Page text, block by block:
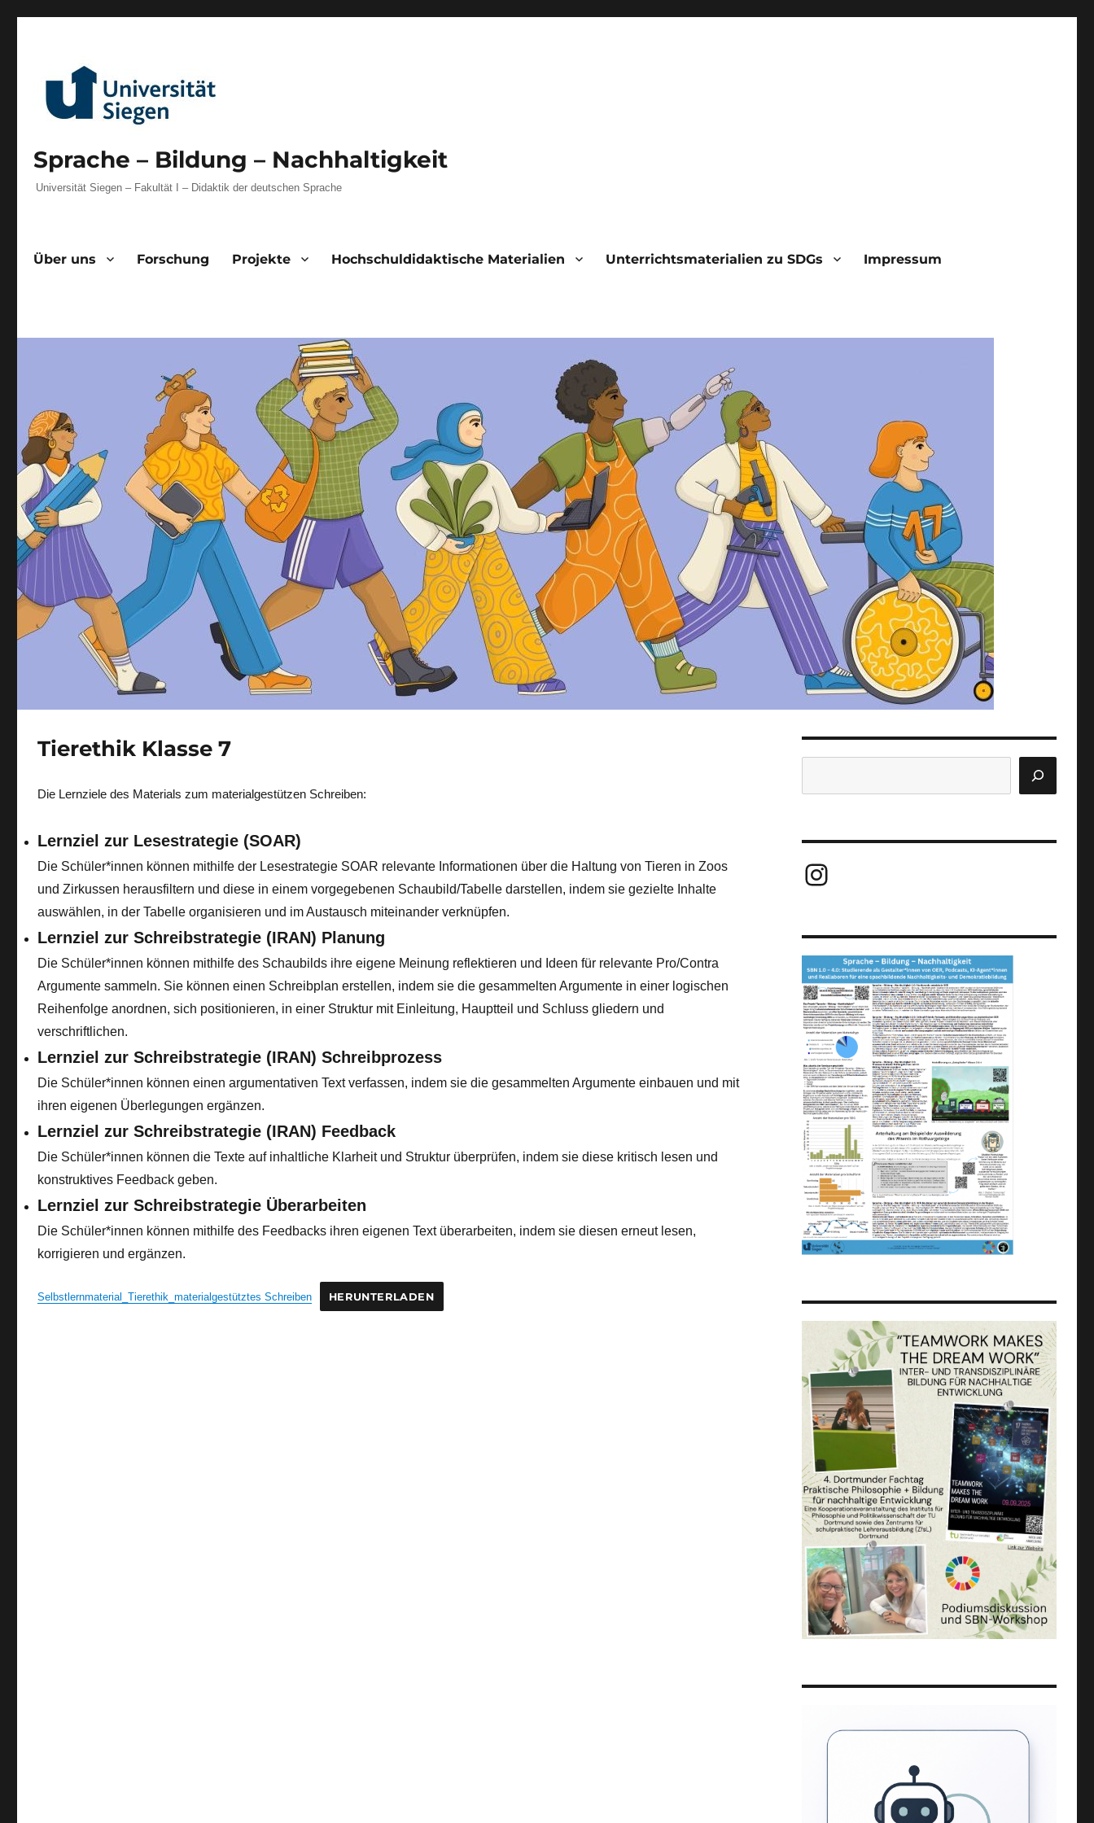
Sprache – Bildung – Nachhaltigkeit
Universität Siegen – Fakultät I – Didaktik der deutschen Sprache
Über uns Forschung Projekte Hochschuldidaktische Materialien Unterrichtsmaterialien zu SDGs Impressum
Tierethik Klasse 7
Die Lernziele des Materials zum materialgestützen Schreiben:
Lernziel zur Lesestrategie (SOAR)
Die Schüler*innen können mithilfe der Lesestrategie SOAR relevante Informationen über die Haltung von Tieren in Zoos
und Zirkussen herausfiltern und diese in einem vorgegebenen Schaubild/Tabelle darstellen, indem sie gezielte Inhalte
auswählen, in der Tabelle organisieren und im Austausch miteinander verknüpfen.
Lernziel zur Schreibstrategie (IRAN) Planung
Die Schüler*innen können mithilfe des Schaubilds ihre eigene Meinung reflektieren und Ideen für relevante Pro/Contra
Argumente sammeln. Sie können einen Schreibplan erstellen, indem sie die gesammelten Argumente in einer logischen
Reihenfolge anordnen, sich positionieren, in einer Struktur mit Einleitung, Hauptteil und Schluss gliedern und
verschriftlichen.
Lernziel zur Schreibstrategie (IRAN) Schreibprozess
Die Schüler*innen können einen argumentativen Text verfassen, indem sie die gesammelten Argumente einbauen und mit
ihren eigenen Überlegungen ergänzen.
Lernziel zur Schreibstrategie (IRAN) Feedback
Die Schüler*innen können die Texte auf inhaltliche Klarheit und Struktur überprüfen, indem sie diese kritisch lesen und
konstruktives Feedback geben.
Lernziel zur Schreibstrategie Überarbeiten
Die Schüler*innen können mithilfe des Feedbacks ihren eigenen Text überarbeiten, indem sie diesen erneut lesen,
korrigieren und ergänzen.
Selbstlernmaterial_Tierethik_materialgestütztes Schreiben HERUNTERLADEN
Instagram